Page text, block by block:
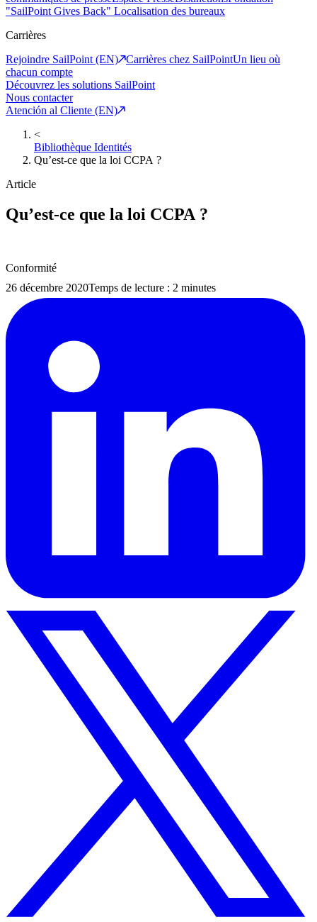
"SailPoint Gives Back" Localisation des bureaux
Carrières
Rejoindre SailPoint (EN)
Carrières chez SailPointUn lieu où
chacun compte
Découvrez les solutions SailPoint
Nous contacter
Atención al Cliente (EN)
<
Bibliothèque Identités
Qu’est-ce que la loi CCPA ?
Article
Qu’est-ce que la loi CCPA ?
Conformité
26 décembre 2020Temps de lecture : 2 minutes